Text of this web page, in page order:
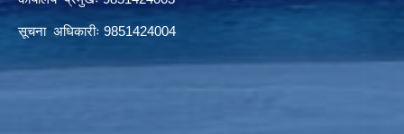
सूचना अधिकारीः 9851424004